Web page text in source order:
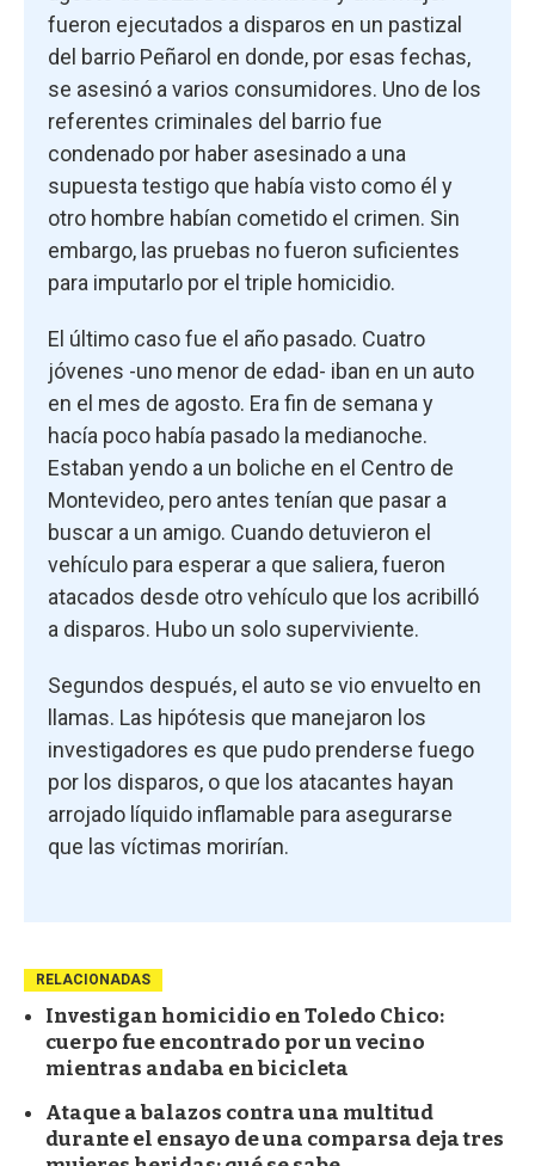
fueron ejecutados a disparos en un pastizal
del barrio Peñarol en donde, por esas fechas,
se asesinó a varios consumidores. Uno de los
referentes criminales del barrio fue
condenado por haber asesinado a una
supuesta testigo que había visto como él y
otro hombre habían cometido el crimen. Sin
embargo, las pruebas no fueron suficientes
para imputarlo por el triple homicidio.
El último caso fue el año pasado. Cuatro
jóvenes -uno menor de edad- iban en un auto
en el mes de agosto. Era fin de semana y
hacía poco había pasado la medianoche.
Estaban yendo a un boliche en el Centro de
Montevideo, pero antes tenían que pasar a
buscar a un amigo. Cuando detuvieron el
vehículo para esperar a que saliera, fueron
atacados desde otro vehículo que los acribilló
a disparos. Hubo un solo superviviente.
Segundos después, el auto se vio envuelto en
llamas. Las hipótesis que manejaron los
investigadores es que pudo prenderse fuego
por los disparos, o que los atacantes hayan
arrojado líquido inflamable para asegurarse
que las víctimas morirían.
RELACIONADAS
Investigan homicidio en Toledo Chico:
cuerpo fue encontrado por un vecino
mientras andaba en bicicleta
Ataque a balazos contra una multitud
durante el ensayo de una comparsa deja tres